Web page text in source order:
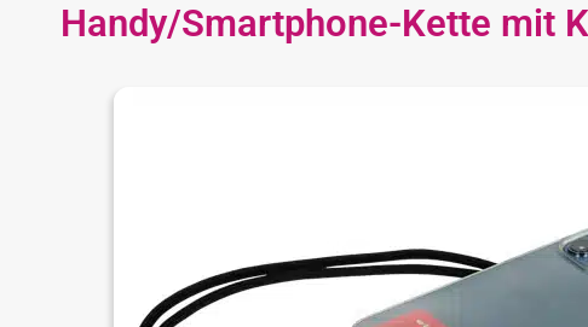
Handy/Smartphone-Kette mit